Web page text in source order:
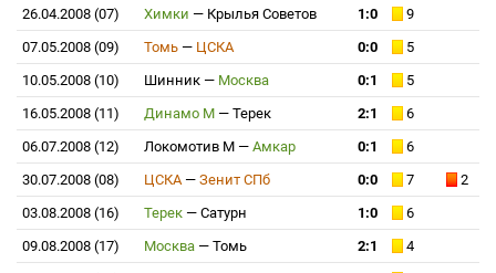
26.04.2008 (07)
Химки — Крылья Советов 1:0
9
07.05.2008 (09)
Томь — ЦСКА 0:0
5
10.05.2008 (10)
Шинник — Москва 0:1
5
16.05.2008 (11)
Динамо М — Терек 2:1
6
06.07.2008 (12)
Локомотив М — Амкар 0:1
6
30.07.2008 (08)
ЦСКА— Зенит СПб 0:0 7
2
03.08.2008 (16)
Терек — Сатурн 1:0
6
09.08.2008 (17)
Москва — Томь 2:1
4